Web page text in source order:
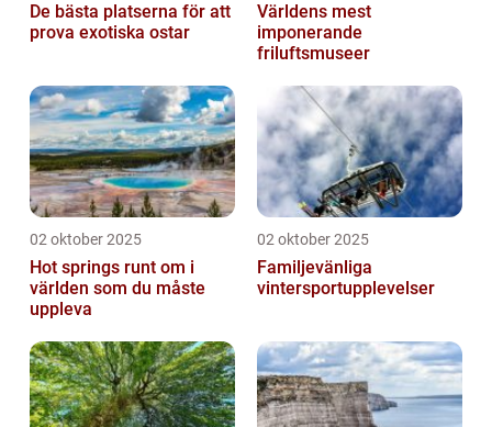
De bästa platserna för att
prova exotiska ostar
Världens mest
imponerande
friluftsmuseer
02 oktober 2025
Hot springs runt om i
världen som du måste
uppleva
02 oktober 2025
Familjevänliga
vintersportupplevelser